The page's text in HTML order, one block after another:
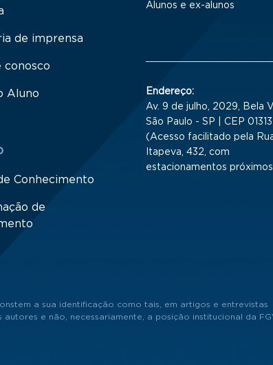
de imprensa
conosco
Aluno
Conhecimento
de
Alunos e ex-alunos
Endereço:
Av. 9 de julho, 2029, Bela
São Paulo - SP | CEP
(Acesso facilitado pela
Itapeva, 432, com
estacionamentos
a sua identificação como tais, em artigos e entrevistas
e não, necessariamente, a posição institucional da